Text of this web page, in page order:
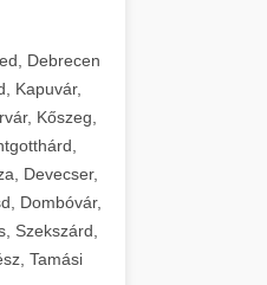
Debrecen
Kapuvár,
Kőszeg,
Devecser,
Dombóvár,
Szekszárd,
Tamási